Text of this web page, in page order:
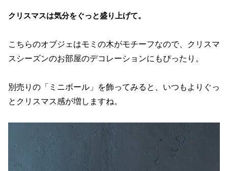
クリスマスは気分をぐっと盛り上げて。
こちらのオブジェはモミの木がモチーフなので、クリスマ
スシーズンのお部屋のデコレーションにもぴったり。
別売りの「ミニボール」を飾ってみると、いつもよりぐっ
とクリスマス感が増しますね。